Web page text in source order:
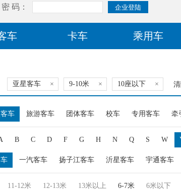
车 卡车 乘用车
亚星客车 × 9-10米 × 10座以下 ×
车 旅游客车 团体客车 校车 专用客车 牵
B C D F G H N Q S W
一汽客车 扬子江客车 沂星客车 宇通客车
11-12米 12-13米 13米以上 6-7米 6米以下